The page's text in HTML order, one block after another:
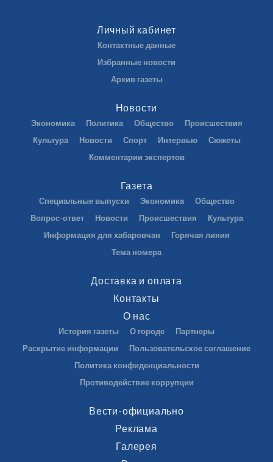
Личный кабинет
Контактные данные
Избранные новости
Архив газеты
Новости
Экономика Политика Общество
Происшествия
Культура
Новости Спорт Интервью
Сюжеты
Комментарии экспертов
Газета
Специальные выпуски Экономика
Общество
Вопрос-ответ
Новости Происшествия
Культура
Информация для хабаровчан
Горячая линия
Тема номера
Доставка и оплата
Контакты
О нас
История газеты О городе
Партнеры
Раскрытие информации
Пользовательское соглашение
Политика конфиденциальности
Противодействие коррупции
Вести-официально
Реклама
Галерея